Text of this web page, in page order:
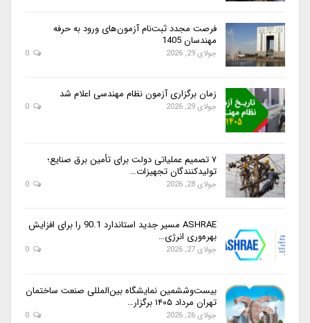
فرصت مجدد ثبت‌نام آزمون‌های ورود به حرفه
مهندسان 1405
جولای 29, 2026
زمان برگزاری آزمون نظام مهندسی اعلام شد
جولای 29, 2026
۷ تصمیم عملیاتی دولت برای تأمین برق صنایع؛
تولیدکنندگان تجهیزات…
جولای 28, 2026
ASHRAE مسیر جدید استاندارد 90.1 را برای افزایش
بهره‌وری انرژی…
جولای 27, 2026
بیست‌وششمین نمایشگاه بین‌المللی صنعت ساختمان
تهران مرداد ۱۴۰۵ برگزار…
جولای 26, 2026